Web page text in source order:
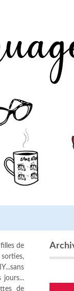
de
jours...
de